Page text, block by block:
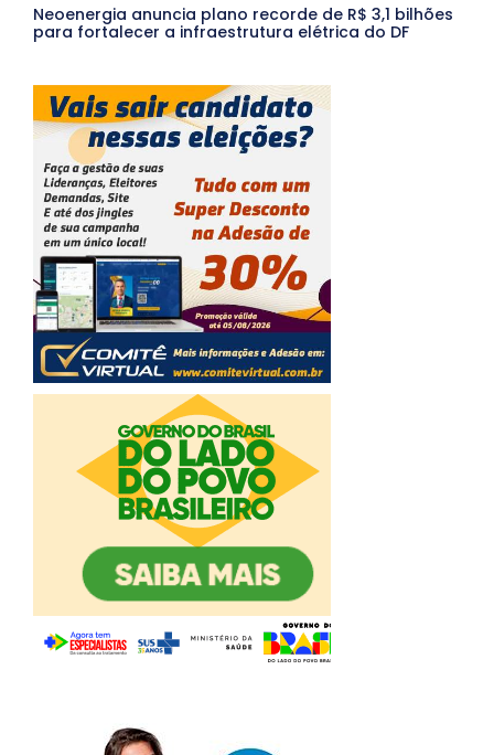
Neoenergia anuncia plano recorde de R$ 3,1 bilhões
para fortalecer a infraestrutura elétrica do DF